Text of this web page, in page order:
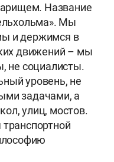
Название
Мы
и держимся в
движений – мы
не социалисты.
уровень, не
задачами, а
улиц, мостов.